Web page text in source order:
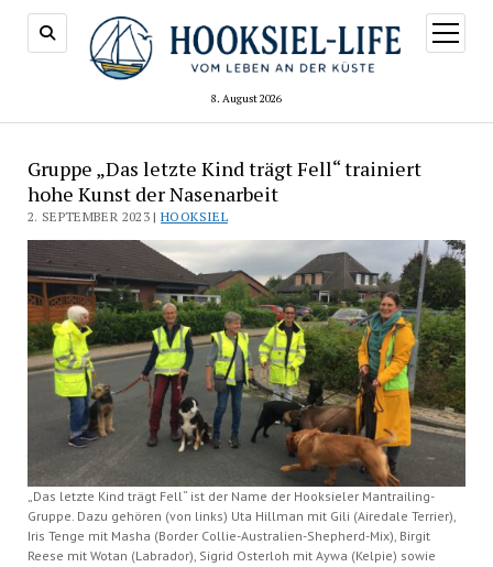
8. August 2026
Menü
öffnen
Gruppe „Das letzte Kind trägt Fell“ trainiert
hohe Kunst der Nasenarbeit
2. SEPTEMBER 2023 |HOOKSIEL
„Das letzte Kind trägt Fell“ ist der Name der Hooksieler Mantrailing-
Gruppe. Dazu gehören (von links) Uta Hillman mit Gili (Airedale Terrier),
Iris Tenge mit Masha (Border Collie-Australien-Shepherd-Mix), Birgit
Reese mit Wotan (Labrador), Sigrid Osterloh mit Aywa (Kelpie) sowie